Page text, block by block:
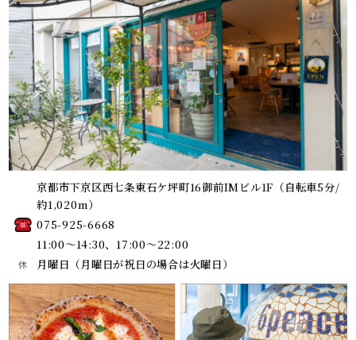
京都市下京区西七条東石ケ坪町16御前IMビル1F（自転車5分/
約1,020m）
075-925-6668
11:00～14:30、17:00～22:00
月曜日（月曜日が祝日の場合は火曜日）